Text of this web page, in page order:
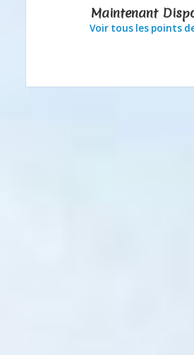
Maintenant
Voir tous les points